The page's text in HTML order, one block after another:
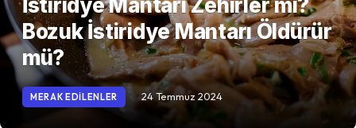
İstiridye Mantarı Zehirler mi?
Bozuk İstiridye Mantarı Öldürür
mü?
MERAK EDILENLER 24 Temmuz 2024